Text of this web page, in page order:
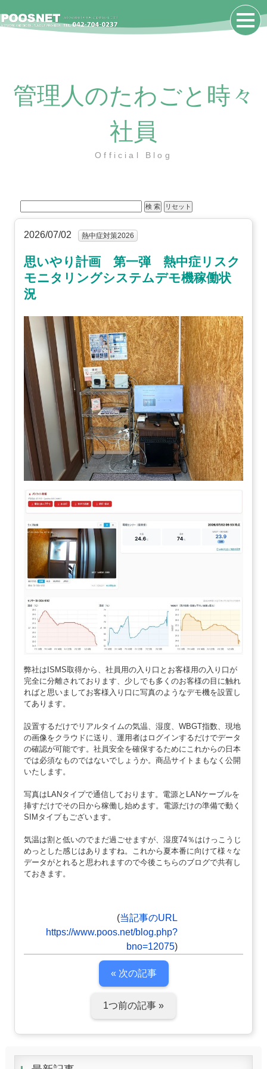
管理人のたわごと時々
社員
Official Blog
2026/07/02 熱中症対策2026
思いやり計画 第一弾 熱中症リスク
モニタリングシステムデモ機稼働状
況
弊社はISMS取得から、社員用の入り口とお客様用の入り口が
完全に分離されております、少しでも多くのお客様の目に触れ
ればと思いましてお客様入り口に写真のようなデモ機を設置し
てあります。
設置するだけでリアルタイムの気温、湿度、WBGT指数、現地
の画像をクラウドに送り、運用者はログインするだけでデータ
の確認が可能です。社員安全を確保するためにこれからの日本
では必須なものではないでしょうか。商品サイトまもなく公開
いたします。
写真はLANタイプで通信しております。電源とLANケーブルを
挿すだけでその日から稼働し始めます。電源だけの準備で動く
SIMタイプもございます。
気温は割と低いのでまだ過ごせますが、湿度74％はけっこうじ
めっとした感じはありますね。これから夏本番に向けて様々な
データがとれると思われますので今後こちらのブログで共有し
ておきます。
(当記事のURL
https://www.poos.net/blog.php?
bno=12075)
« 次の記事
1つ前の記事 »